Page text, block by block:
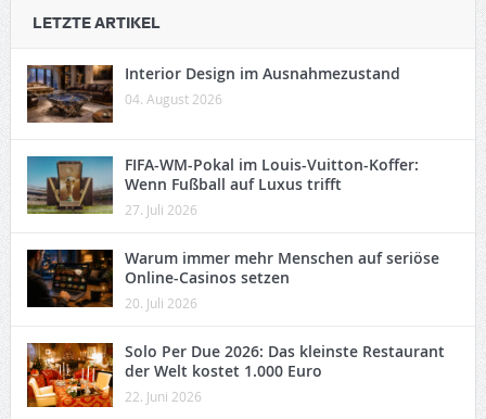
LETZTE ARTIKEL
Interior Design im Ausnahmezustand
04. August 2026
FIFA-WM-Pokal im Louis-Vuitton-Koffer:
Wenn Fußball auf Luxus trifft
27. Juli 2026
Warum immer mehr Menschen auf seriöse
Online-Casinos setzen
20. Juli 2026
Solo Per Due 2026: Das kleinste Restaurant
der Welt kostet 1.000 Euro
22. Juni 2026